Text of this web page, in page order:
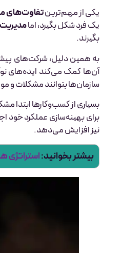
یکی از مهم‌ترینتفاوت‌های
یک فرد شکل بگیرد، اما
بگیرند.
به همین دلیل، شرکت‌های
آن‌ها کمک می‌کند ایده‌های
سازمان‌ها بتوانند مشکلات و
بسیاری از کسب‌وکارها ابتدا
برای بهینه‌سازی عملکرد خود
نیز افزایش می‌دهد.
بیشتر بخوانید:استراتژی